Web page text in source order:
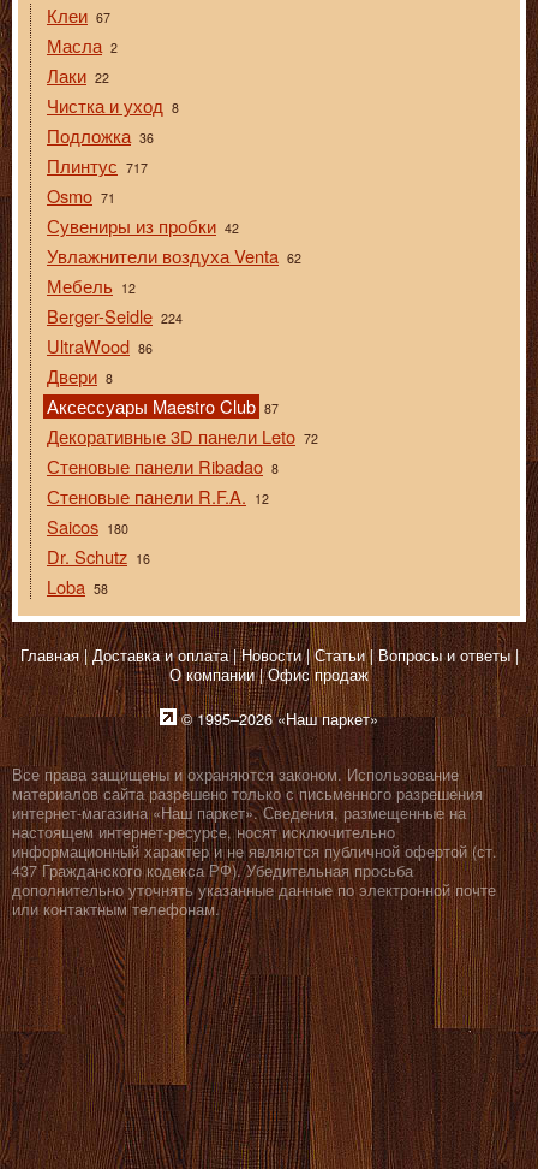
Клеи 67
Масла 2
Лаки 22
Чистка и уход 8
Подложка 36
Плинтус 717
Osmo 71
Сувениры из пробки 42
Увлажнители воздуха Venta 62
Мебель 12
Berger-Seidle 224
UltraWood 86
Двери 8
Аксессуары Maestro Club 87
Декоративные 3D панели Leto 72
Стеновые панели Ribadao 8
Стеновые панели R.F.A. 12
Saicos 180
Dr. Schutz 16
Loba 58
Главная Доставка и оплата Новости Статьи
Вопросы и ответы
О компании Офис продаж
© 1995–2026 «Наш паркет»
Все права защищены и охраняются законом. Использование
материалов сайта разрешено только с письменного разрешения
интернет-магазина «Наш паркет». Сведения, размещенные на
настоящем интернет-ресурсе, носят исключительно
информационный характер и не являются публичной офертой (ст.
437 Гражданского кодекса РФ). Убедительная просьба
дополнительно уточнять указанные данные по электронной почте
или контактным телефонам.